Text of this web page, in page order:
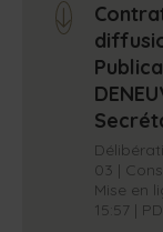
arrow_down
03 |
Mise en
15:57 |